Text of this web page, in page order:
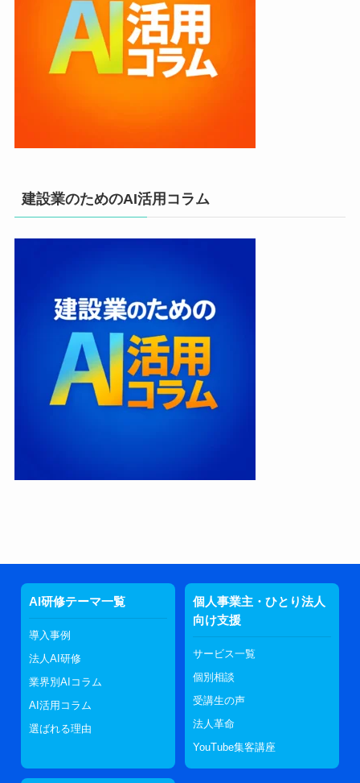
建設業のためのAI活用コラム
AI研修テーマ一覧
導入事例
法人AI研修
業界別AIコラム
AI活用コラム
選ばれる理由
個人事業主・ひとり法人
向け支援
サービス一覧
個別相談
受講生の声
法人革命
YouTube集客講座